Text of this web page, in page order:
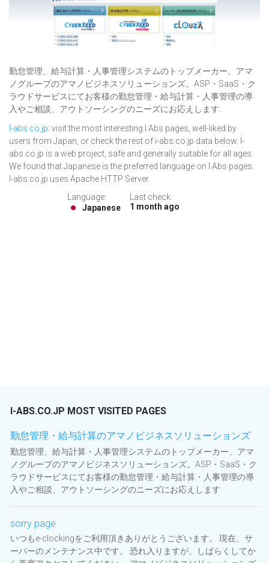
勤怠管理、給与計算・人事管理システムのトップメーカー、アマ
ノグループのアマノビジネスソリューションズ。ASP・SaaS・ク
ラウドサービスにてお客様の勤怠管理・給与計算・人事管理の導
入やご相談、アウトソーシングのニーズにお応えします.
I-abs.co.jp: visit the most interesting I Abs pages, well-liked by
users from Japan, or check the rest of i-abs.co.jp data below. I-
abs.co.jp is a web project, safe and generally suitable for all ages.
We found that Japanese is the preferred language on I Abs pages.
I-abs.co.jp uses Apache HTTP Server.
Language:
Japanese
Last check:
1 month ago
I-ABS.CO.JP MOST VISITED PAGES
勤怠管理・給与計算のアマノビジネスソリューションズ
勤怠管理、給与計算・人事管理システムのトップメーカー、アマ
ノグループのアマノビジネスソリューションズ。ASP・SaaS・ク
ラウドサービスにてお客様の勤怠管理・給与計算・人事管理の導
入やご相談、アウトソーシングのニーズにお応えします
sorry page
いつもe-clockingをご利用頂きありがとうございます。 現在、サ
ーバーのメンテナンス中です。 恐れ入りますが、しばらくしてか